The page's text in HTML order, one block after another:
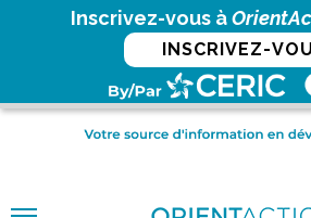
Inscrivez-vous à
INSCRIVEZ-